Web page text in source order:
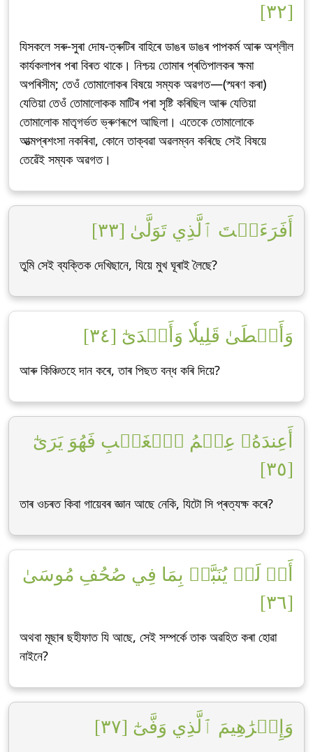
[٣٢]
যিসকলে সৰু-সুৰা দোষ-ত্ৰুটিৰ বাহিৰে ডাঙৰ ডাঙৰ পাপকৰ্ম আৰু অশ্লীল
কাৰ্যকলাপৰ পৰা বিৰত থাকে। নিশ্চয় তোমাৰ প্ৰতিপালকৰ ক্ষমা
অপৰিসীম; তেওঁ তোমালোকৰ বিষয়ে সম্যক অৱগত—(স্মৰণ কৰা)
যেতিয়া তেওঁ তোমালোকক মাটিৰ পৰা সৃষ্টি কৰিছিল আৰু যেতিয়া
তোমালোক মাতৃগৰ্ভত ভ্ৰুণৰূপে আছিলা। এতেকে তোমালোকে
আত্মপ্ৰশংসা নকৰিবা, কোনে তাক্বৱা অৱলম্বন কৰিছে সেই বিষয়ে
তেৱেঁই সম্যক অৱগত।
أَفَرَءَيۡتَ ٱلَّذِي تَوَلَّىٰ [٣٣]
তুমি সেই ব্যক্তিক দেখিছানে, যিয়ে মুখ ঘূৰাই লৈছে?
وَأَعۡطَىٰ قَلِيلٗا وَأَكۡدَىٰٓ [٣٤]
আৰু কিঞ্চিতহে দান কৰে, তাৰ পিছত বন্ধ কৰি দিয়ে?
أَعِندَهُۥ عِلۡمُ ٱلۡغَيۡبِ فَهُوَ يَرَىٰٓ
[٣٥]
তাৰ ওচৰত কিবা গায়েবৰ জ্ঞান আছে নেকি, যিটো সি প্ৰত্যক্ষ কৰে?
أَمۡ لَمۡ يُنَبَّأۡ بِمَا فِي صُحُفِ مُوسَىٰ
[٣٦]
অথবা মূছাৰ ছহীফাত যি আছে, সেই সম্পৰ্কে তাক অৱহিত কৰা হোৱা
নাইনে?
وَإِبۡرَٰهِيمَ ٱلَّذِي وَفَّىٰٓ [٣٧]